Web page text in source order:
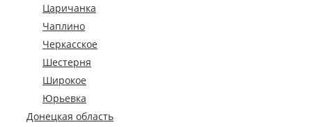
Царичанка
Чаплино
Черкасское
Шестерня
Широкое
Юрьевка
Донецкая область